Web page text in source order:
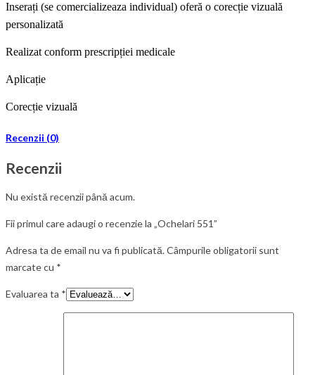
Inserați (se comercializeaza individual) oferă o corecție vizuală
personalizată
Realizat conform prescripției medicale
Aplicație
Corecție vizuală
Recenzii (0)
Recenzii
Nu există recenzii până acum.
Fii primul care adaugi o recenzie la „Ochelari 551”
Adresa ta de email nu va fi publicată.Câmpurile obligatorii sunt
marcate cu *
Evaluarea ta *